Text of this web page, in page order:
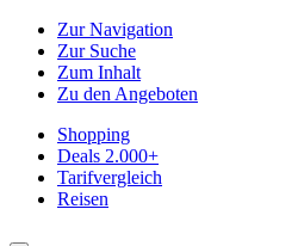
Zur Navigation
Zur Suche
Zum Inhalt
Zu den Angeboten
Shopping
Deals 2.000+
Tarifvergleich
Reisen